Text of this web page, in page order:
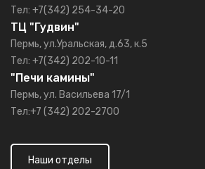
Тел: +7(342) 254-34-20
ТЦ "Гудвин"
Пермь, ул.Уральская, д.63, к.5
Тел: +7(342) 202-10-11
"Печи камины"
Пермь, ул. Васильева 17/1
Тел:+7 (342) 202-2700
Наши отделы